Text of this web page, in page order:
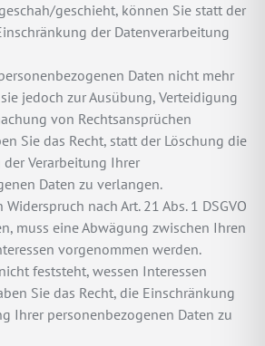
geschieht, können Sie statt der
der Datenverarbeitung
Daten nicht mehr
jedoch zur Ausübung, Verteidigung
von Rechtsansprüchen
Sie das Recht, statt der Löschung die
Verarbeitung Ihrer
Daten zu verlangen.
nach Art. 21 Abs. 1 DSGVO
muss eine Abwägung zwischen Ihren
vorgenommen werden.
feststeht, wessen Interessen
Sie das Recht, die Einschränkung
Ihrer personenbezogenen Daten zu